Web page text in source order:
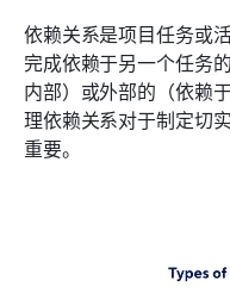
依赖关系是项目任务或
完成依赖于另一个任务
内部）或外部的（依赖
理依赖关系对于制定切
重要。